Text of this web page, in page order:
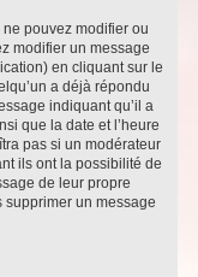
pouvez modifier ou
modifier un message
en cliquant sur le
a déjà répondu
indiquant qu’il a
que la date et l’heure
pas si un modérateur
ils ont la possibilité de
de leur propre
un message